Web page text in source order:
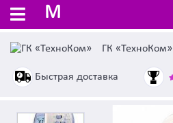
M
ГК «ТехноКом»
Быстрая доставка